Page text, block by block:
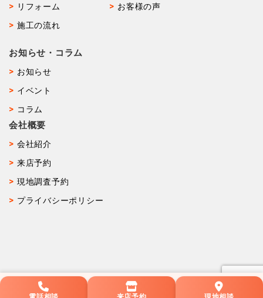
リフォーム
施工の流れ
お客様の声
お知らせ・コラム
お知らせ
イベント
コラム
会社概要
会社紹介
来店予約
現地調査予約
プライバシーポリシー